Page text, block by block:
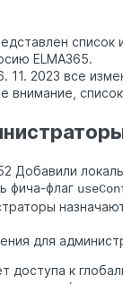
список
ELMA365.
11. 2023 все
внимание,
Добавили
фича-флаг
для
доступа к